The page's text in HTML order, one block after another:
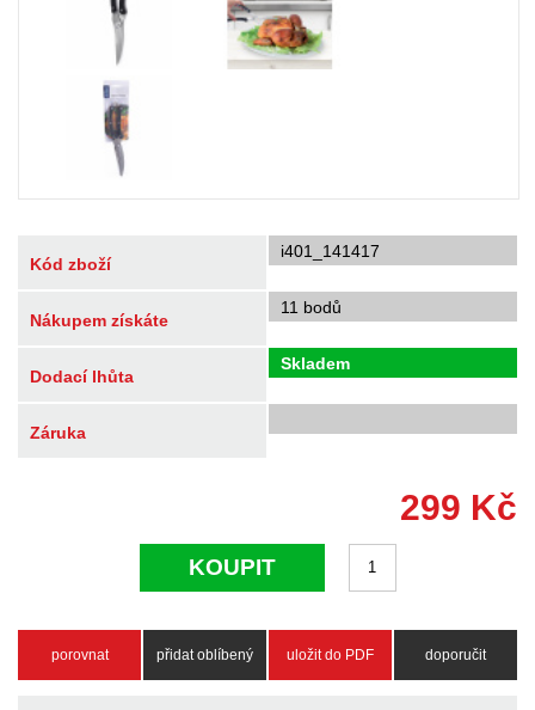
Kód zboží
i401_141417
Nákupem získáte
11 bodů
Dodací lhůta
Skladem
Záruka
299 Kč
KOUPIT
porovnat přidat oblíbený uložit do PDF doporučit